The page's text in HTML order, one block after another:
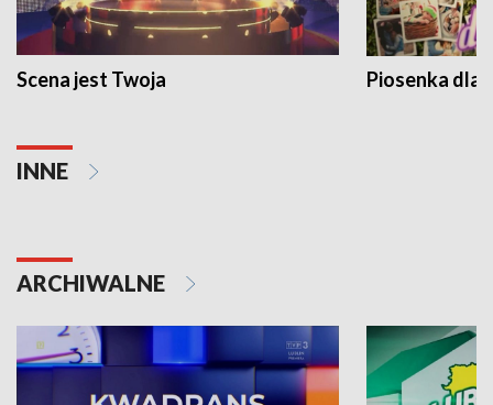
Scena jest Twoja Piosenka dla
INNE
ARCHIWALNE